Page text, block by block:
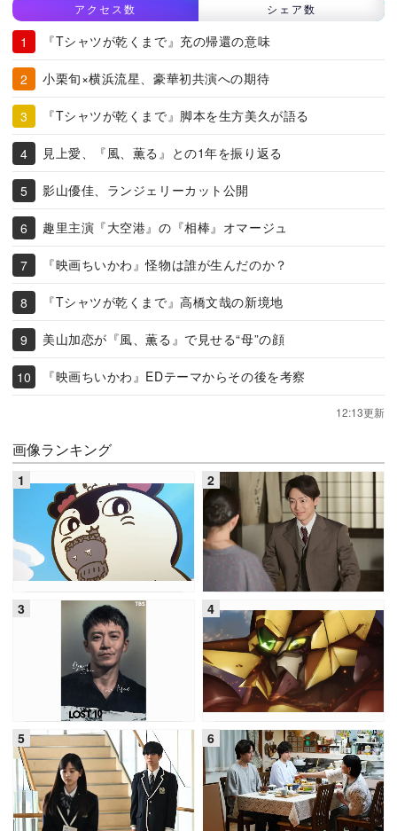
アクセス数 シェア数
『Tシャツが乾くまで』充の帰還の意味
小栗旬×横浜流星、豪華初共演への期待
『Tシャツが乾くまで』脚本を生方美久が語る
見上愛、『風、薫る』との1年を振り返る
影山優佳、ランジェリーカット公開
趣里主演『大空港』の『相棒』オマージュ
『映画ちいかわ』怪物は誰が生んだのか？
『Tシャツが乾くまで』高橋文哉の新境地
美山加恋が『風、薫る』で見せる“母”の顔
『映画ちいかわ』EDテーマからその後を考察
12:13更新
画像ランキング